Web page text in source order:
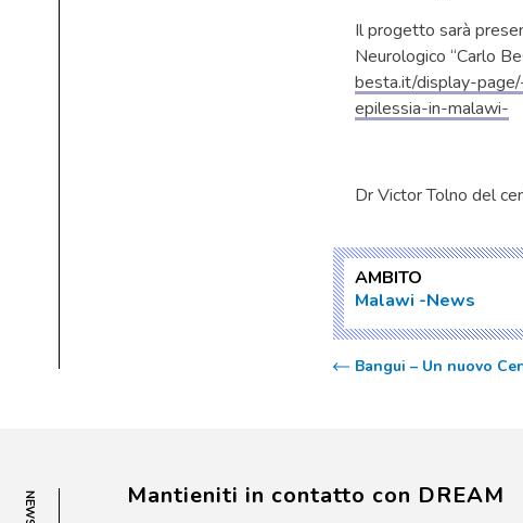
Il progetto sarà
Neurologico “Carlo
besta.it/display-
epilessia-in-malawi-
Dr Victor Tolno del
AMBITO
Malawi News
Bangui – Un nuovo
Mantieniti in contatto con DREAM